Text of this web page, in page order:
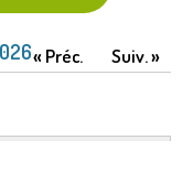
« Préc. Suiv. »